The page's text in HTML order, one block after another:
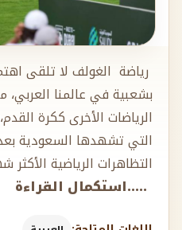
رياضة الغولف لا تلقى
بشعبية في عالمنا العربي،
الرياضات الأخرى ككرة
التي تشهدها السعودية
التظاهرات الرياضية الأكثر
.....استكمال القراءة